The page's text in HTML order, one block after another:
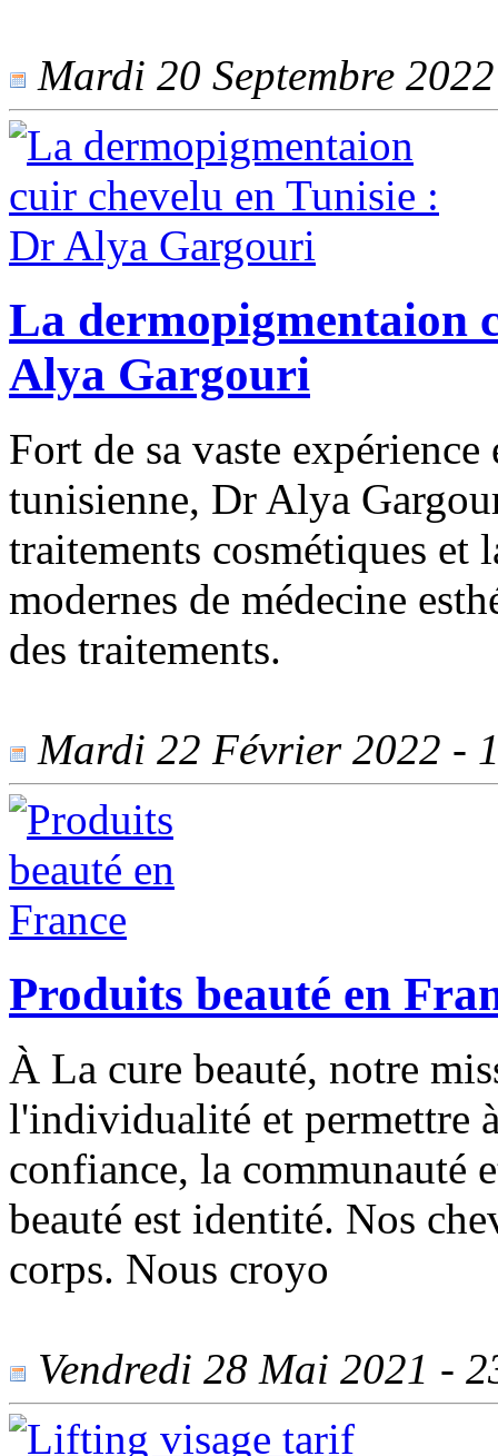
Mardi 20 Septembre
La dermopigmentaion
Alya Gargouri
Fort de sa vaste
tunisienne, Dr Alya
traitements cosmétiques et
modernes de médecine
des traitements.
Mardi 22 Février 2022 -
Produits beauté en
À La cure beauté, notre
l'individualité et permettre
confiance, la communauté
beauté est identité. Nos
corps. Nous croyo
Vendredi 28 Mai 2021 -